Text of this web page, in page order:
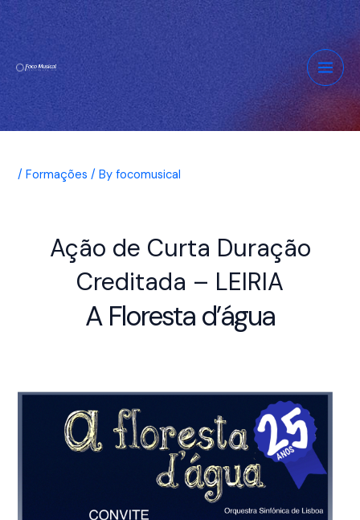
Skip
to
content
Main
/Formações / Byfocomusical
Ação de Curta Duração
Creditada – LEIRIA
A Floresta d’água
Post
navigation